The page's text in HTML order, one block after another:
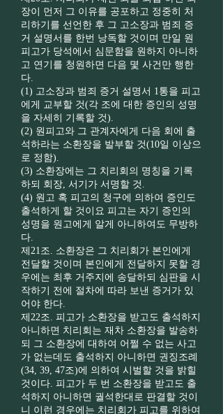
장이 먼저 그 이유를 공포하고 정중히 처
리하기를 선언한 후 그 고소장과 범죄 증
거 설명서를 한번 낭독할 것이며 만일 원
피고가 당석에서 심문함을 원하지 아니하
고 연기를 청원하면 다음 몇 사건만 행한
다.
(1) 고소장과 범죄 증거 설명서 1통을 피고
에게 교부할 것(각 조에 대한 증인의 성명
을 자세히 기록할 것).
(2) 원피고와 그 관계자에게 다음 회에 출
석하라는 소환장을 발부할 것(10일 이상으
로 정함).
(3) 소환장에는 그 치리회의 명칭을 기록
하되 회장, 서기가 서명할 것.
(4) 원고 혹 피고의 청구에 의하여 증인도
출석하게 할 것이요 피고는 자기 증인의
성명을 원고에게 알게 아니하여도 무방하
다.
제21조. 소환장은 그 치리회가 본인에게
전달할 것이며 본인에게 전달하지 못할 경
우에는 최후 거주지에 송달하되 심판을 시
작하기 전에 절차에 따라 보낸 증거가 있
어야 한다.
제22조. 피고가 소환장을 받고도 출석하지
아니하면 치리회는 재차 소환장을 발송하
되 그 소환장에 대하여 어쩔 수 없는 사고
가 없는데도 출석하지 아니하면 권징조례
(34, 39, 47조)에 의하여 시벌할 것을 밝힐
것이다. 피고가 두 번 소환장을 받고도 출
석하지 아니하면 궐석한대로 판결할 것이
니 이런 경우에는 치리회가 피고를 위하여